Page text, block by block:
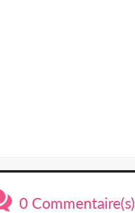
0 Commentaire(s)